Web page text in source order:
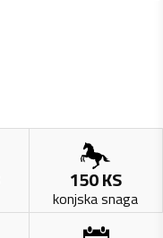
150KS
konjska snaga